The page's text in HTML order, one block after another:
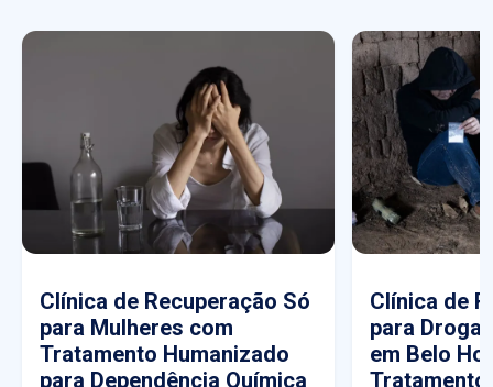
Clínica de Recuperação Só
para Mulheres com
Tratamento Humanizado
para Dependência Química
Clínica de
para
em Belo
Tratamento